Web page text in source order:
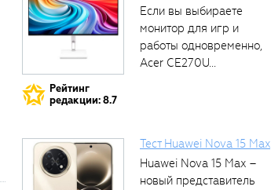
Рейтинг
редакции: 8.7
Если вы выбираете
монитор для игр и
работы одновременно,
Acer CE270U...
Тест Huawei Nova 15 Max
Huawei Nova 15 Max –
новый представитель